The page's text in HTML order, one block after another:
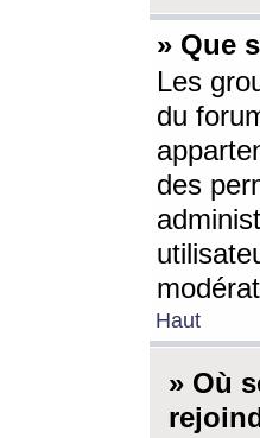
» Que
Les
du
des
Haut
» Où